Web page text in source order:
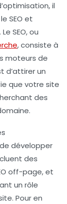
il
SEO et
SEO, ou
, consiste à
moteurs de
d’attirer un
que votre site
des
développer
des
off-page, et
un rôle
Pour en